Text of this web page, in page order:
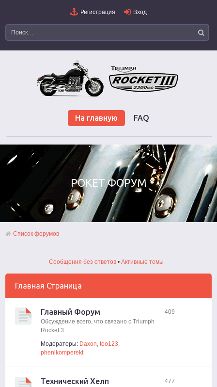
Регистрация Вход
На главную FAQ
РОКЕТ ФОРУМ
Список форумов
Сообщения без ответов• Активные темы
Главная Страница
Главный Форум
Обсуждение всего, что связано с Triumph
Rocket 3
Модераторы: Daxon,teo123,
phenikomperekt
409
Технический Хелп 477